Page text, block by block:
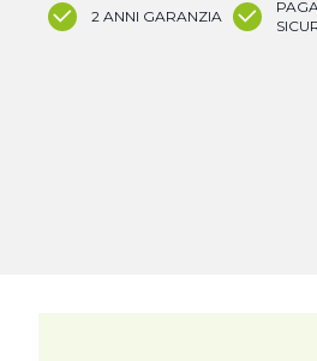
2 ANNI GARANZIA